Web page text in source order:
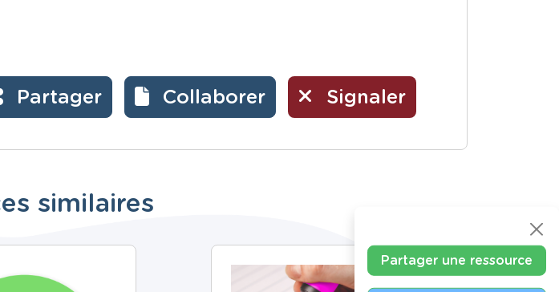
Partager Collaborer Signaler
similaires
Partager une ressource